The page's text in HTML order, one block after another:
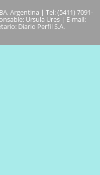
Argentina | Tel: (5411) 7091-
Ursula Ures | E-mail:
Diario Perfil S.A.